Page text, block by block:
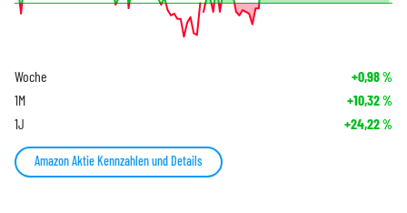
Woche +0,98%
1M +10,32%
1J +24,22%
Amazon Aktie Kennzahlen und Details